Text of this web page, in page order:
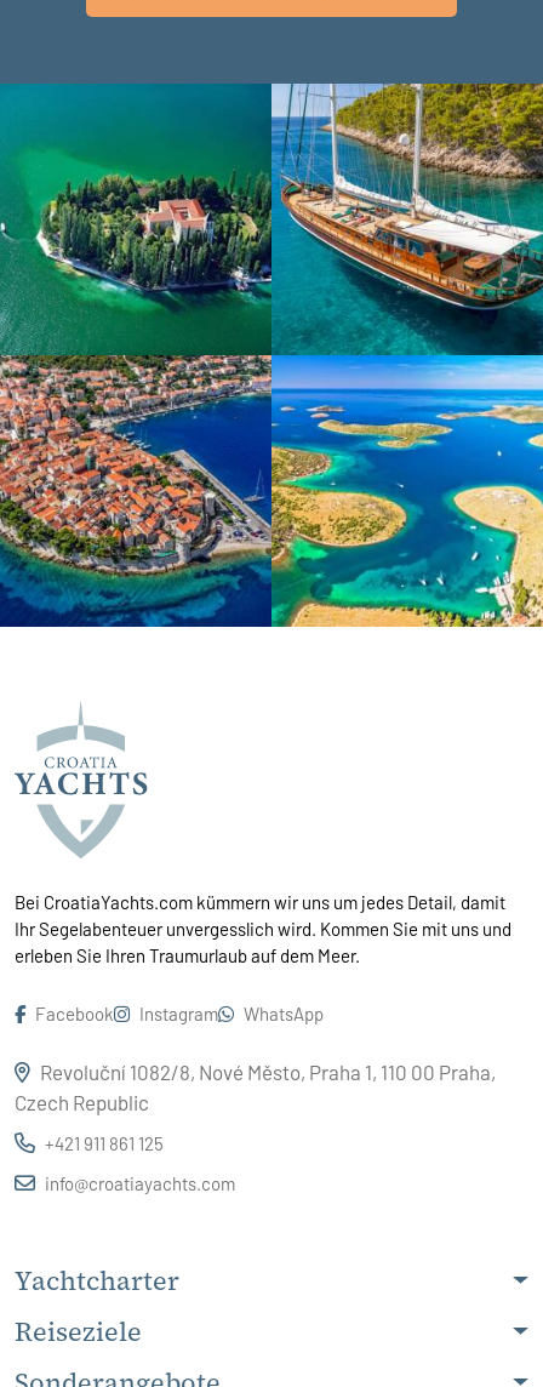
Bei CroatiaYachts.com kümmern wir uns um jedes Detail, damit
Ihr Segelabenteuer unvergesslich wird. Kommen Sie mit uns und
erleben Sie Ihren Traumurlaub auf dem Meer.
Facebook Instagram WhatsApp
Revoluční 1082/8, Nové Město, Praha 1, 110 00 Praha,
Czech Republic
+421 911 861 125
info@croatiayachts.com
Yachtcharter
Reiseziele